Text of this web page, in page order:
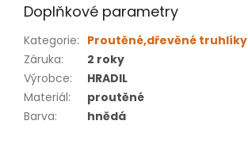
Doplňkové parametry
Kategorie: Proutěné,dřevěné truhlíky
Záruka:
2 roky
Výrobce:
HRADIL
Materiál:
proutěné
Barva: hnědá